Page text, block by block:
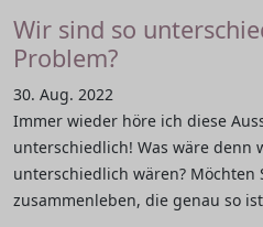
Wir sind so
Problem?
30. Aug. 2022
Immer wieder höre ich diese
unterschiedlich! Was wäre denn
unterschiedlich wären? Möchten
zusammenleben, die genau so